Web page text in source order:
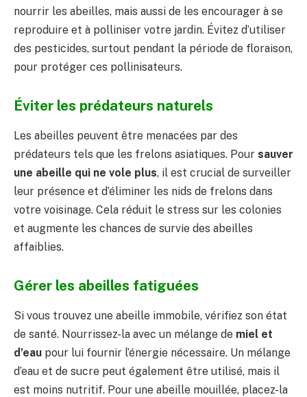
nourrir les abeilles, mais aussi de les encourager à se
reproduire et à polliniser votre jardin. Évitez d’utiliser
des pesticides, surtout pendant la période de floraison,
pour protéger ces pollinisateurs.
Éviter les prédateurs naturels
Les abeilles peuvent être menacées par des
prédateurs tels que les frelons asiatiques. Pour sauver
une abeille qui ne vole plus, il est crucial de surveiller
leur présence et d’éliminer les nids de frelons dans
votre voisinage. Cela réduit le stress sur les colonies
et augmente les chances de survie des abeilles
affaiblies.
Gérer les abeilles fatiguées
Si vous trouvez une abeille immobile, vérifiez son état
de santé. Nourrissez-la avec un mélange de miel et
d’eau pour lui fournir l’énergie nécessaire. Un mélange
d’eau et de sucre peut également être utilisé, mais il
est moins nutritif. Pour une abeille mouillée, placez-la